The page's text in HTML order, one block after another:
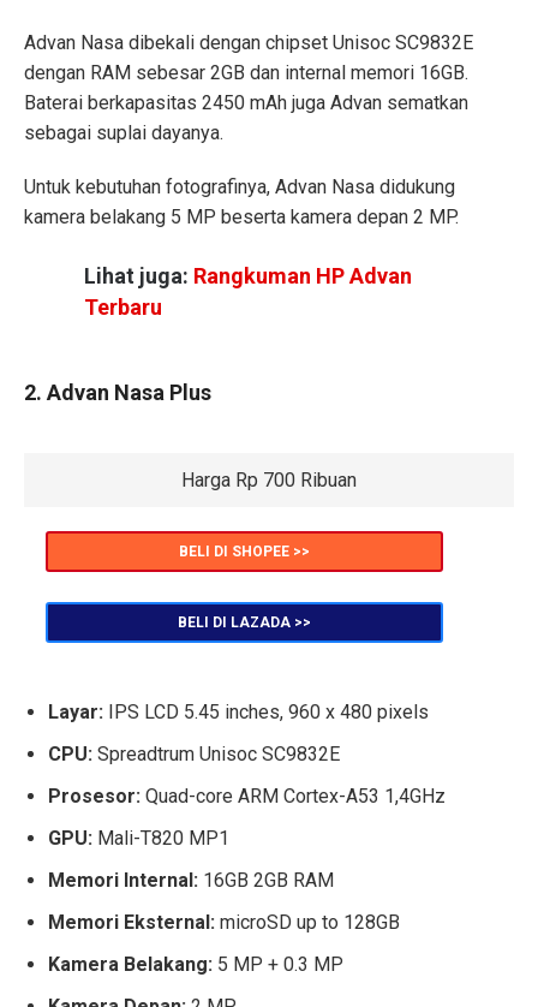
Advan Nasa dibekali dengan chipset Unisoc SC9832E
dengan RAM sebesar 2GB dan internal memori 16GB.
Baterai berkapasitas 2450 mAh juga Advan sematkan
sebagai suplai dayanya.
Untuk kebutuhan fotografinya, Advan Nasa didukung
kamera belakang 5 MP beserta kamera depan 2 MP.
Lihat juga: Rangkuman HP Advan
Terbaru
2. Advan Nasa Plus
Harga Rp 700 Ribuan
BELI DI SHOPEE >>
BELI DI LAZADA >>
Layar: IPS LCD 5.45 inches, 960 x 480 pixels
CPU: Spreadtrum Unisoc SC9832E
Prosesor: Quad-core ARM Cortex-A53 1,4GHz
GPU: Mali-T820 MP1
Memori Internal: 16GB 2GB RAM
Memori Eksternal: microSD up to 128GB
Kamera Belakang: 5 MP + 0.3 MP